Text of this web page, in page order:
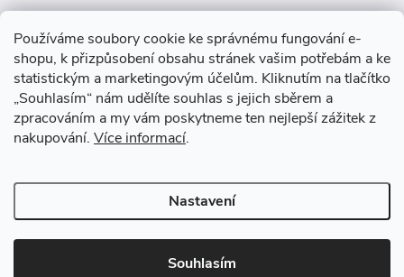
Používáme soubory cookie ke správnému fungování e-
shopu, k přizpůsobení obsahu stránek vašim potřebám a ke
statistickým a marketingovým účelům. Kliknutím na tlačítko
„Souhlasím“ nám udělíte souhlas s jejich sběrem a
zpracováním a my vám poskytneme ten nejlepší zážitek z
nakupování. Více informací.
Nastavení
Souhlasím
Facebook
Copyright 2026APMsport.cz. Všechna práva vyhrazena.